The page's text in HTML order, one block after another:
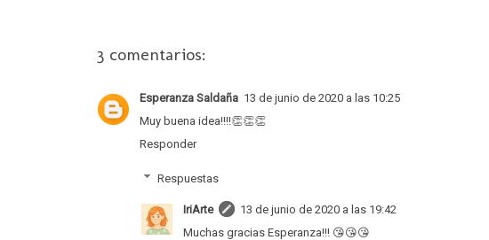
3 comentarios:
Esperanza Saldaña 13 de junio de 2020 a las 10:25
Muy buena idea!!!!👏👏👏
Responder
Respuestas
IriArte
13 de junio de 2020 a las 19:42
Muchas gracias Esperanza!!! 😘😘😘